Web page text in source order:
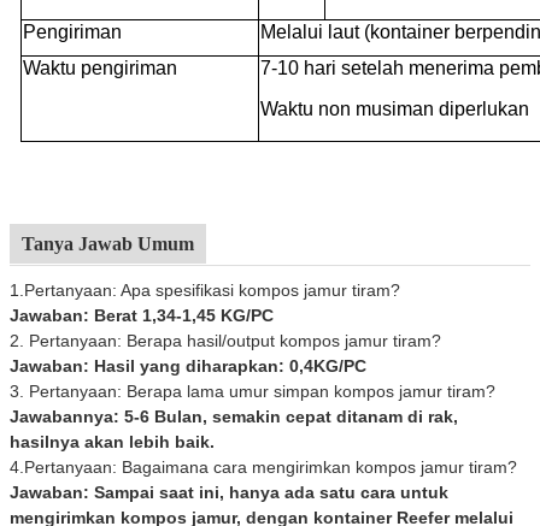
Pengiriman
Melalui laut (kontainer
Waktu pengiriman
7-10 hari setelah menerima
Waktu non musiman diperlukan
Tanya Jawab Umum
1.Pertanyaan: Apa spesifikasi kompos jamur tiram?
Jawaban: Berat 1,34-1,45 KG/PC
2. Pertanyaan: Berapa hasil/output kompos jamur tiram?
Jawaban: Hasil yang diharapkan: 0,4KG/PC
3. Pertanyaan: Berapa lama umur simpan kompos jamur tiram?
Jawabannya: 5-6 Bulan, semakin cepat ditanam di rak,
hasilnya akan lebih baik.
4.Pertanyaan: Bagaimana cara mengirimkan kompos jamur tiram?
Jawaban: Sampai saat ini, hanya ada satu cara untuk
mengirimkan kompos jamur, dengan kontainer Reefer melalui